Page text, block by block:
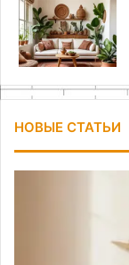
НОВЫЕ СТАТЬИ